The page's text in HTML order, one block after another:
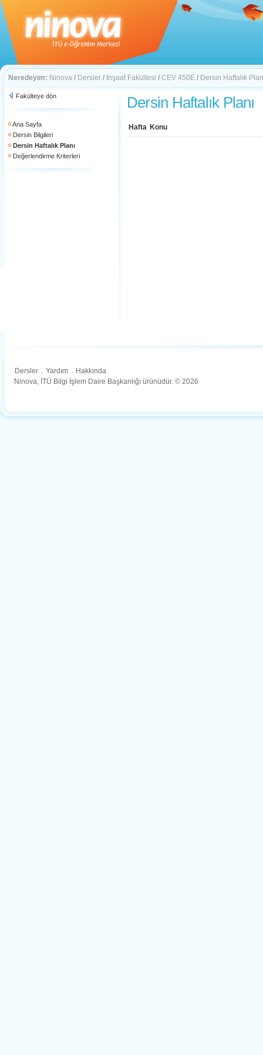
Neredeyim: Ninova / Dersler / İnşaat Fakültesi / CEV 450E / Dersin Haftalık
Fakülteye dön
Ana Sayfa
Dersin Bilgileri
Dersin Haftalık Planı
Değerlendirme Kriterleri
Dersin Haftalık Planı
Hafta Konu
Dersler . Yardım . Hakkında
Ninova, İTÜ Bilgi İşlem Daire Başkanlığı ürünüdür. © 2026